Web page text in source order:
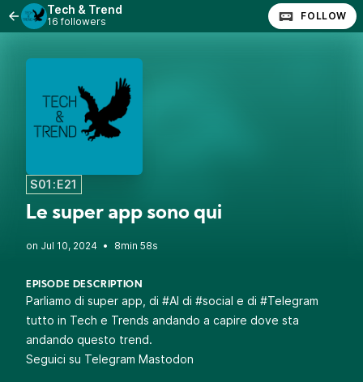
Tech & Trend
16 followers FOLLOW
S01:E21
Le super app sono qui
• 8min 58s
EPISODE DESCRIPTION
Parliamo di super app, di #AI di #social e di #Telegram
tutto in Tech e Trends andando a capire dove sta
andando questo trend.
Seguici su Telegram Mastodon